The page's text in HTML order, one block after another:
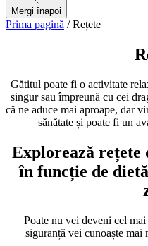
Mergi înapoi
Prima pagină /Rețete
Gătitul poate fi o activitate
singur sau împreună cu cei
că ne aduce mai aproape, dar
sănătate și poate fi un
Explorează rețete
în funcție de
Poate nu vei deveni cel
siguranță vei cunoaște mai